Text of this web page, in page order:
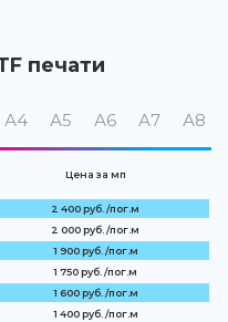
печати
А4 А5 А6 А7 А8
Цена за мп
2 400 руб. /пог.м
2 000 руб. /пог.м
1 900 руб. /пог.м
1 750 руб. /пог.м
1 600 руб. /пог.м
1 400 руб. /пог.м